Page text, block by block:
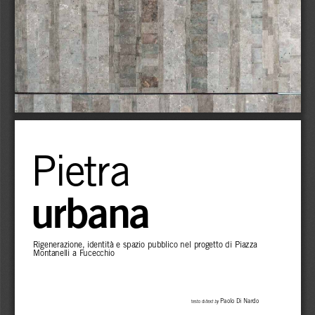
Pietra
urbana
Rigenerazione, identità e spazio pubblico nel progetto di Piazza
Montanelli a Fucecchio
testo di/text by Paolo Di Nardo